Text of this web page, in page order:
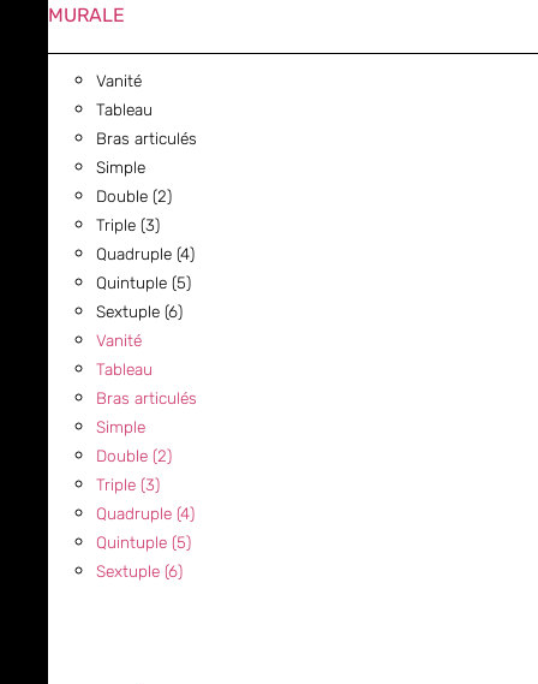
MURALE
Vanité
Tableau
Bras articulés
Simple
Double (2)
Triple (3)
Quadruple (4)
Quintuple (5)
Sextuple (6)
Vanité
Tableau
Bras articulés
Simple
Double (2)
Triple (3)
Quadruple (4)
Quintuple (5)
Sextuple (6)